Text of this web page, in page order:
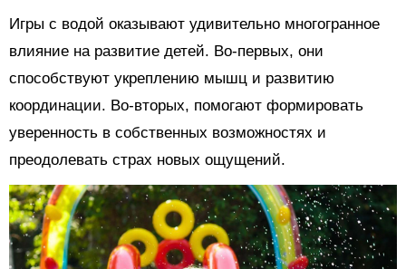
Игры с водой оказывают удивительно многогранное
влияние на развитие детей. Во-первых, они
способствуют укреплению мышц и развитию
координации. Во-вторых, помогают формировать
уверенность в собственных возможностях и
преодолевать страх новых ощущений.